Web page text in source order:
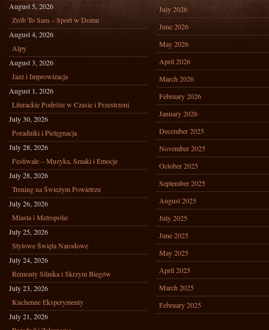
August 5, 2026
Zrób To Sam – Sport w Domu
August 4, 2026
Alpy
August 3, 2026
Jazz i Improwizacja
August 1, 2026
Literackie Podróże w Czasie i Przestrzeni
July 30, 2026
Poradniki i Pielęgnacja
July 28, 2026
Festiwale – Muzyka, Smaki i Emocje
July 28, 2026
Trening na Świeżym Powietrzu
July 26, 2026
Miasta i Metropolie
July 25, 2026
Stylowe Święta Narodowe
July 24, 2026
Remonty Silnika i Skrzyni Biegów
July 23, 2026
Kuchenne Eksperymenty
July 21, 2026
July 2026
June 2026
May 2026
April 2026
March 2026
February 2026
January 2026
December 2025
November 2025
October 2025
September 2025
August 2025
July 2025
June 2025
May 2025
April 2025
March 2025
February 2025